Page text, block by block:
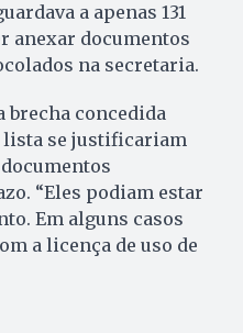
a apenas 131
anexar documentos
na secretaria.
brecha concedida
lista se justificariam
“Eles podiam estar
Em alguns casos
a licença de uso de